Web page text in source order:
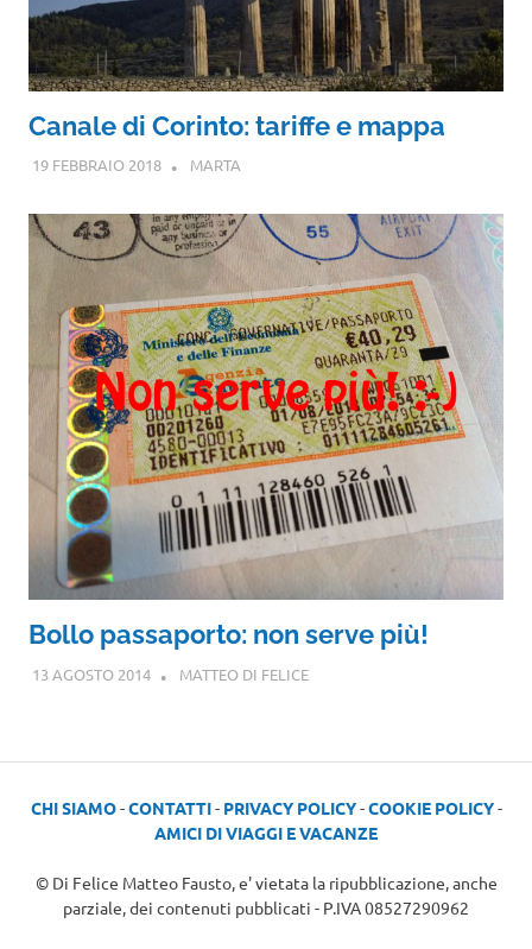
Canale di Corinto: tariffe e mappa
19 FEBBRAIO 2018 MARTA
Bollo passaporto: non serve più!
13 AGOSTO 2014 MATTEO DI FELICE
CHI SIAMO-CONTATTI- PRIVACY POLICY-COOKIE POLICY-
AMICI DI VIAGGI E VACANZE
© Di Felice Matteo Fausto, e' vietata la ripubblicazione, anche
parziale, dei contenuti pubblicati - P.IVA 08527290962